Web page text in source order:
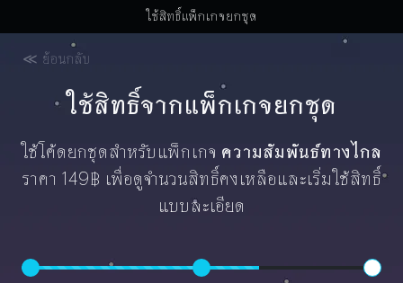
ใช้สิทธิ์แพ็กเกจยกชุด
≪ ย้อนกลับ
ใช้สิทธิ์จากแพ็กเกจยกชุด
ใช้โค้ดยกชุดสำหรับแพ็กเกจ ความสัมพันธ์ทางไกล
ราคา 149฿ เพื่อดูจำนวนสิทธิ์คงเหลือและเริ่มใช้สิทธิ์
แบบละเอียด